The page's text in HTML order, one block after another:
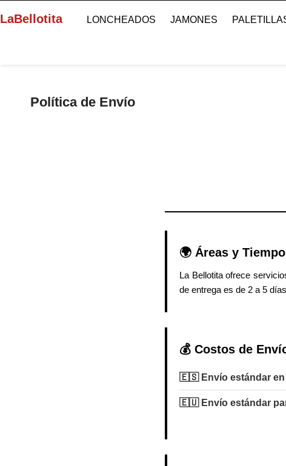
LaBellotita LONCHEADOS JAMONES
Política de Envío
🌍 Áreas y
La Bellotita ofrece
de entrega es de 2 a 5
💰 Costos de
🇪🇸 Envío estándar en
🇪🇺 Envío estándar